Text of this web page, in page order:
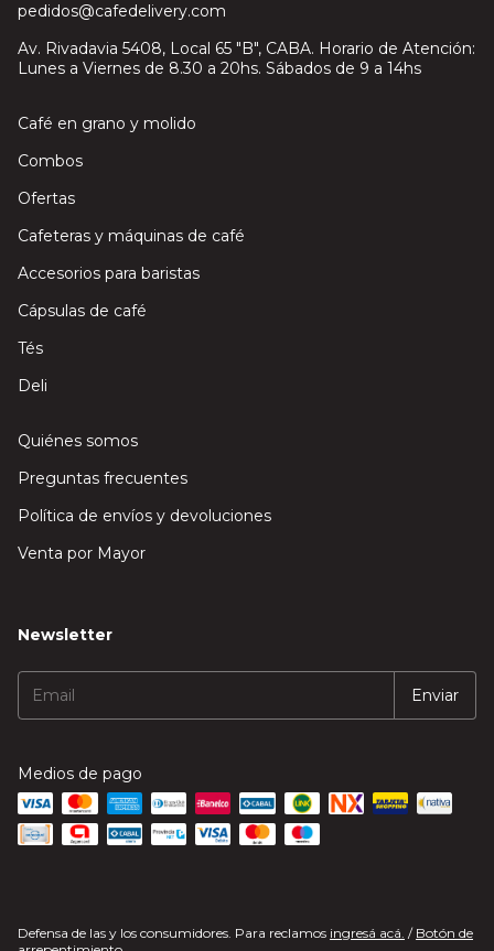
pedidos@cafedelivery.com
Av. Rivadavia 5408, Local 65 "B", CABA. Horario de Atención:
Lunes a Viernes de 8.30 a 20hs. Sábados de 9 a 14hs
Café en grano y molido
Combos
Ofertas
Cafeteras y máquinas de café
Accesorios para baristas
Cápsulas de café
Tés
Deli
Quiénes somos
Preguntas frecuentes
Política de envíos y devoluciones
Venta por Mayor
Newsletter
Medios de pago
Defensa de las y los consumidores. Para reclamos ingresá acá. / Botón de